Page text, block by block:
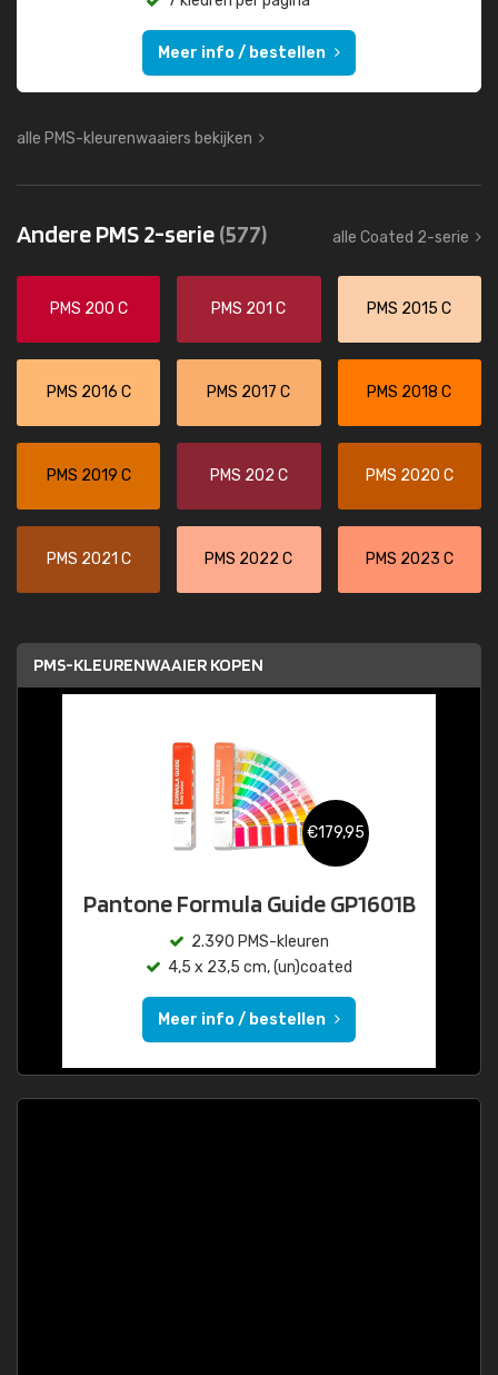
Meer info / bestellen
alle PMS-kleurenwaaiers bekijken
Andere PMS 2-serie(577) alle Coated 2-serie
PMS 200 C PMS 201 C PMS 2015 C
PMS 2016 C PMS 2017 C PMS 2018 C
PMS 2019 C PMS 202 C PMS 2020 C
PMS 2021 C PMS 2022 C PMS 2023 C
PMS-KLEURENWAAIER KOPEN
€179,95
Pantone Formula Guide GP1601B
2.390 PMS-kleuren
4,5 x 23,5 cm, (un)coated
Meer info / bestellen